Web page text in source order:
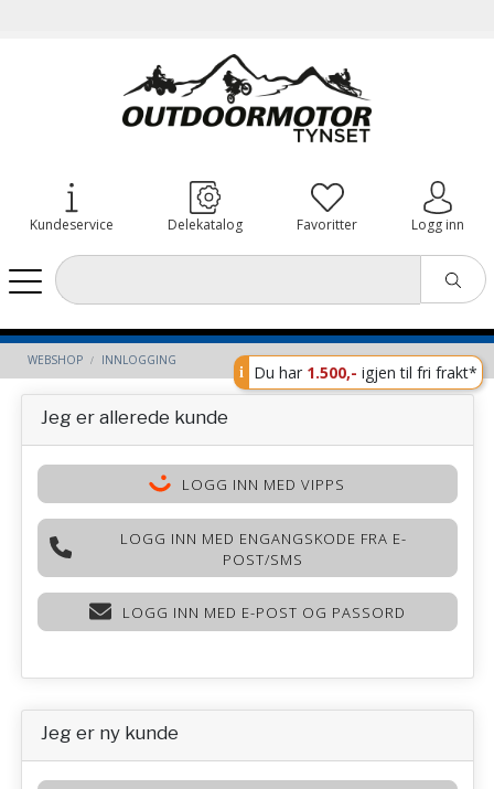
Kundeservice Delekatalog Favoritter Logg inn
WEBSHOP INNLOGGING
Du har 1.500,- igjen til fri frakt*
Jeg er allerede kunde
LOGG INN MED VIPPS
LOGG INN MED ENGANGSKODE FRA E-
POST/SMS
LOGG INN MED E-POST OG PASSORD
Jeg er ny kunde